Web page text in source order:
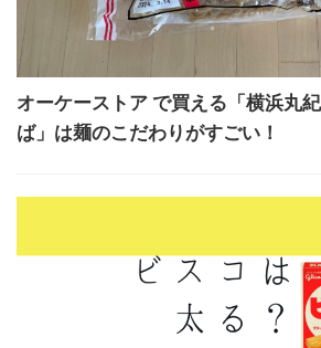
オーケーストア で買える「横浜丸
ば」は麺のこだわりがすごい！